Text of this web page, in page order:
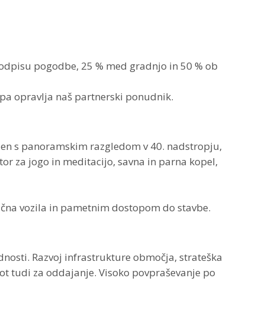
pogodbe, 25 % med gradnjo in 50 % ob
opravlja naš partnerski ponudnik.
s panoramskim razgledom v 40. nadstropju,
za jogo in meditacijo, savna in parna kopel,
vozila in pametnim dostopom do stavbe.
Razvoj infrastrukture območja, strateška
tudi za oddajanje. Visoko povpraševanje po